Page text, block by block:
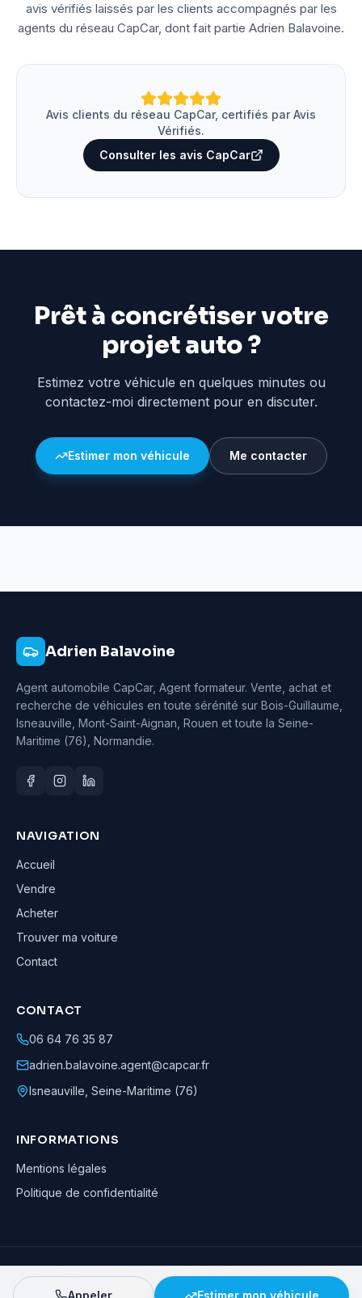
avis vérifiés laissés par les clients accompagnés par les
agents du réseau CapCar, dont fait partie Adrien Balavoine.
Avis clients du réseau CapCar, certifiés par Avis
Vérifiés.
Consulter les avis CapCar
Prêt à concrétiser votre
projet auto ?
Estimez votre véhicule en quelques minutes ou
contactez-moi directement pour en discuter.
Estimer mon véhicule Me contacter
Adrien Balavoine
Agent automobile CapCar, Agent formateur. Vente, achat et
recherche de véhicules en toute sérénité sur Bois-Guillaume,
Isneauville, Mont-Saint-Aignan, Rouen et toute la Seine-
Maritime (76), Normandie.
NAVIGATION
Accueil
Vendre
Acheter
Trouver ma voiture
Contact
CONTACT
06 64 76 35 87
adrien.balavoine.agent@capcar.fr
Isneauville Seine-Maritime (76)
INFORMATIONS
Mentions légales
Politique de confidentialité
Adrien Balavoine—Agent automobile CapCar, Agent formateur· ©
· Tous droits réservés
Appeler Estimer mon véhicule